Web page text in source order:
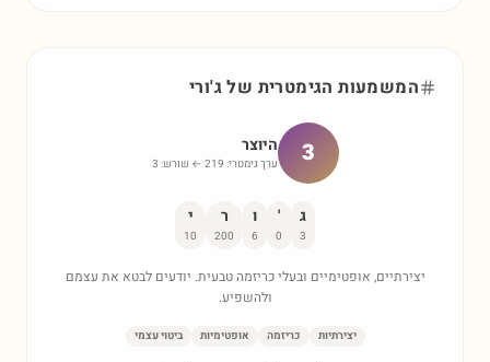
המשמעות הגימטרית שלג'ורי
3 היוצר
ערך גימטרי: 219 ← שורש: 3
ג
3
'
0
ו
6
ר
200
י
10
יצירתיים, אופטימיים ובעלי כריזמה טבעית. יודעים לבטא את עצמם
ולהשפיע.
יצירתיות כריזמה אופטימיות ביטוי עצמי